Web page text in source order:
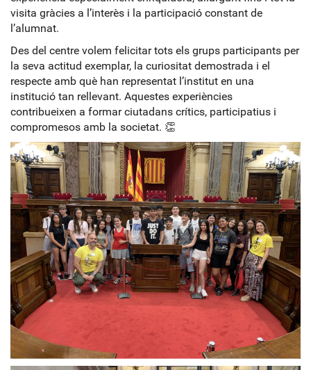
visita gràcies a l’interès i la participació constant de
l’alumnat.
Des del centre volem felicitar tots els grups participants per
la seva actitud exemplar, la curiositat demostrada i el
respecte amb què han representat l’institut en una
institució tan rellevant. Aquestes experiències
contribueixen a formar ciutadans crítics, participatius i
compromesos amb la societat. 👏